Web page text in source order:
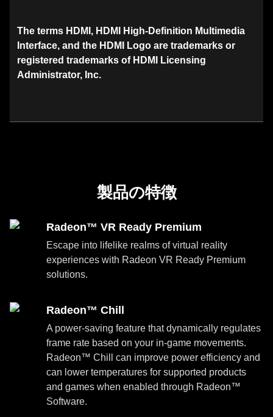
The terms HDMI, HDMI High-Definition Multimedia
Interface, and the HDMI Logo are trademarks or
registered trademarks of HDMI Licensing
Administrator, Inc.
製品の特徴
Radeon™ VR Ready Premium
Escape into lifelike realms of virtual reality
experiences with Radeon VR Ready Premium
solutions.
Radeon™ Chill
A power-saving feature that dynamically regulates
frame rate based on your in-game movements.
Radeon™ Chill can improve power efficiency and
can lower temperatures for supported products
and games when enabled through Radeon™
Software.